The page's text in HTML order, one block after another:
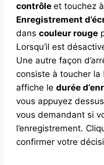
contrôle et touchez
Enregistrement
dans couleur rouge
Lorsqu’il est
Une autre façon
consiste à toucher la
affiche le durée
vous appuyez
vous demandant si
l’enregistrement.
confirmer votre